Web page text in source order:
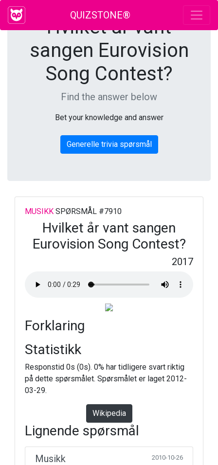
QUIZSTONE®
Hvilket år vant
sangen Eurovision
Song Contest?
Find the answer below
Bet your knowledge and answer
Generelle trivia spørsmål
MUSIKK SPØRSMÅL #7910
Hvilket år vant sangen
Eurovision Song Contest?
2017
Forklaring
Statistikk
Responstid 0s (0s). 0% har tidligere svart riktig
på dette spørsmålet. Spørsmålet er laget 2012-
03-29.
Wikipedia
Lignende spørsmål
Musikk 2010-10-26